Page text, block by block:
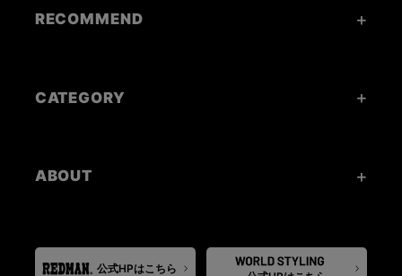
RECOMMEND
CATEGORY
ABOUT
公式HPはこちら